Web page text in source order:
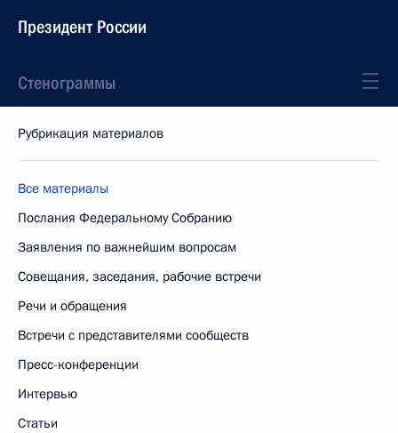
Президент России
Стенограммы
Рубрикация материалов
Все материалы
Послания Федеральному Собранию
Заявления по важнейшим вопросам
Совещания, заседания, рабочие встречи
Речи и обращения
Встречи с представителями сообществ
Пресс-конференции
Интервью
Статьи